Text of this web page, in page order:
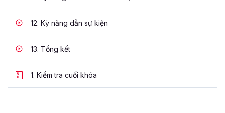
12. Kỹ năng dẫn sự kiện
13. Tổng kết
1. Kiểm tra cuối khóa